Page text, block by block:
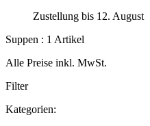
Zustellung bis 12. August
Suppen : 1 Artikel
Alle Preise inkl. MwSt.
Filter
Kategorien: